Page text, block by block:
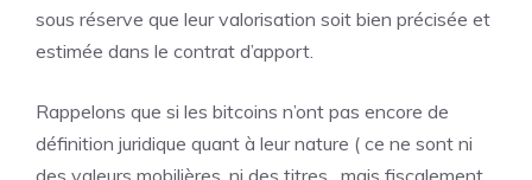
sous réserve que leur valorisation soit bien précisée et
estimée dans le contrat d’apport.
Rappelons que si les bitcoins n’ont pas encore de
définition juridique quant à leur nature ( ce ne sont ni
des valeurs mobilières, ni des titres, mais fiscalement